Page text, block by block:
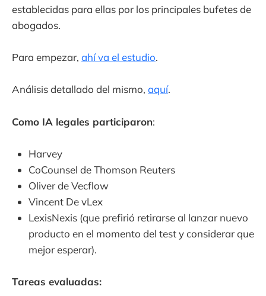
establecidas para ellas por los principales bufetes de
abogados.
Para empezar, ahí va el estudio.
Análisis detallado del mismo, aquí.
Como IA legales participaron:
Harvey
CoCounsel de Thomson Reuters
Oliver de Vecflow
Vincent De vLex
LexisNexis (que prefirió retirarse al lanzar nuevo
producto en el momento del test y considerar que
mejor esperar).
Tareas evaluadas: